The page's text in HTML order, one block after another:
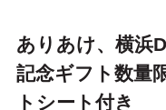
ありあけ、横浜
記念ギフト数量
トシート付き